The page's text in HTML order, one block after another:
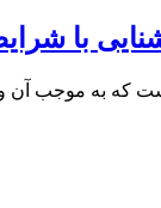
با
که به موجب آن